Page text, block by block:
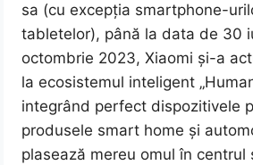
sa (cu excepția smartphone-
tabletelor), până la data de 30
octombrie 2023, Xiaomi și-a
la ecosistemul inteligent
integrând perfect dispozitivele
produsele smart home și
plasează mereu omul în centrul